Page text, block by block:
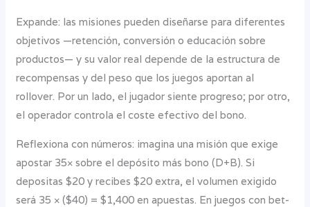
Expande: las misiones pueden diseñarse para diferentes
objetivos —retención, conversión o educación sobre
productos— y su valor real depende de la estructura de
recompensas y del peso que los juegos aportan al
rollover. Por un lado, el jugador siente progreso; por otro,
el operador controla el coste efectivo del bono.
Reflexiona con números: imagina una misión que exige
apostar 35× sobre el depósito más bono (D+B). Si
depositas $20 y recibes $20 extra, el volumen exigido
será 35 × ($40) = $1,400 en apuestas. En juegos con bet-